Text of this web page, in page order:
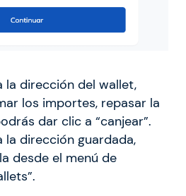
la dirección del wallet,
los importes, repasar la
dar clic a “canjear”.
la dirección guardada,
desde el menú de